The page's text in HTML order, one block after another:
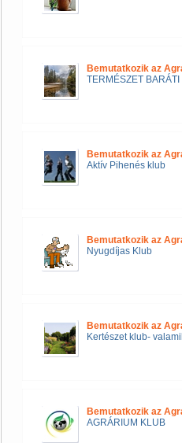
Bemutatkozik az
TERMÉSZET BARÁTI
Bemutatkozik az
Aktív Pihenés klub
Bemutatkozik az
Nyugdíjas Klub
Bemutatkozik az
Kertészet klub-
Bemutatkozik az
AGRÁRIUM KLUB